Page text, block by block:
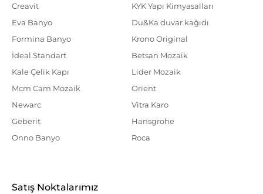
Creavit
Eva Banyo
Formina Banyo
İdeal Standart
Kale Çelik Kapı
Mcm Cam Mozaik
Newarc
Geberit
Onno Banyo
KYK Yapı Kimyasalları
Du&Ka duvar kağıdı
Krono Original
Betsan Mozaik
Lider Mozaik
Orient
Vitra Karo
Hansgrohe
Roca
Satış Noktalarımız